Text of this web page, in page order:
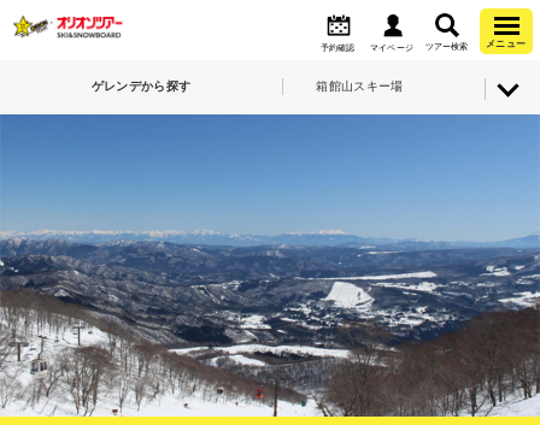
予約確認 マイページ ツアー検索 メニュー
ゲレンデから探す 箱館山スキー場